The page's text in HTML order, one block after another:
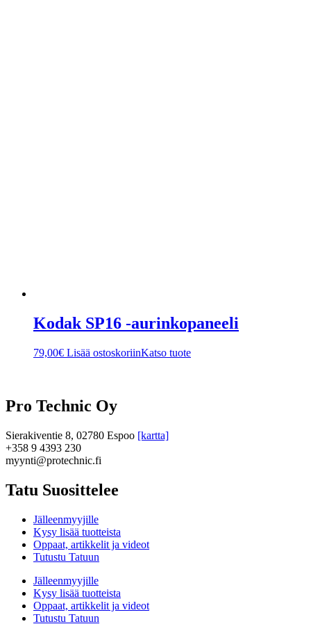
Kodak SP16 -aurinkopaneeli
79,00€ Lisää ostoskoriinKatso tuote
Pro Technic Oy
Sierakiventie 8, 02780 Espoo [kartta]
+358 9 4393 230
myynti@protechnic.fi
Tatu Suosittelee
Jälleenmyyjille
Kysy lisää tuotteista
Oppaat, artikkelit ja videot
Tutustu Tatuun
Jälleenmyyjille
Kysy lisää tuotteista
Oppaat, artikkelit ja videot
Tutustu Tatuun